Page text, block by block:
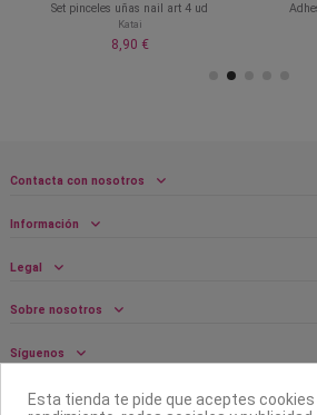
Set pinceles uñas nail art 4 ud
Katai
8,90 €
Contacta con nosotros
Información
Legal
Sobre nosotros
Síguenos
Boletín
Esta tienda te pide que aceptes